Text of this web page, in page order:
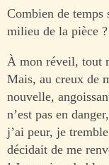
Combien de temps
milieu de la pièce
À mon réveil, tout
Mais, au creux de
nouvelle,
n’est pas en
j’ai peur, je
décidait de me